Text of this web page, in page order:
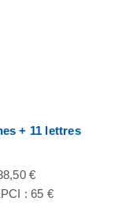
+ 11 lettres
€
: 65 €